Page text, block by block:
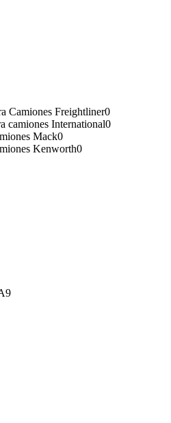
Camiones Freightliner0
camiones International0
Mack0
Kenworth0
9